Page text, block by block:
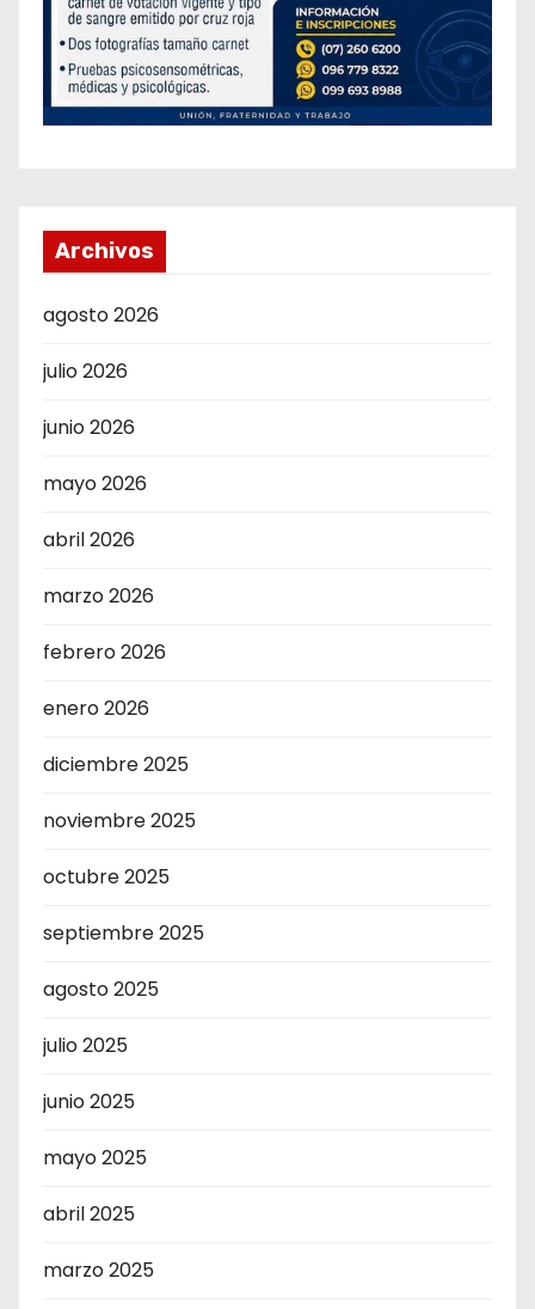
Archivos
agosto 2026
julio 2026
junio 2026
mayo 2026
abril 2026
marzo 2026
febrero 2026
enero 2026
diciembre 2025
noviembre 2025
octubre 2025
septiembre 2025
agosto 2025
julio 2025
junio 2025
mayo 2025
abril 2025
marzo 2025